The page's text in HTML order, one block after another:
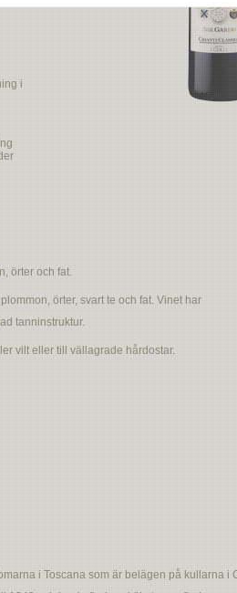
i
örter och fat.
örter, svart te och fat. Vinet har
tanninstruktur.
vilt eller till vällagrade hårdostar.
i Toscana som är belägen på kullarna i